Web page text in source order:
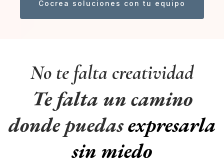
Cocrea soluciones con tu equipo
No te falta creatividad
Te falta un camino
donde puedasexpresarla
sin miedo